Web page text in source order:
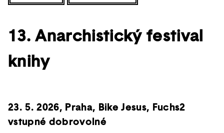
13. Anarchistický festival
knihy
23. 5. 2026, Praha, Bike Jesus, Fuchs2
vstupné dobrovolné